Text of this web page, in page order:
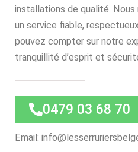
installations de qualité. Nous
un service fiable,
pouvez compter sur notre
tranquillité d’esprit et
0479 03 68 70
Email: